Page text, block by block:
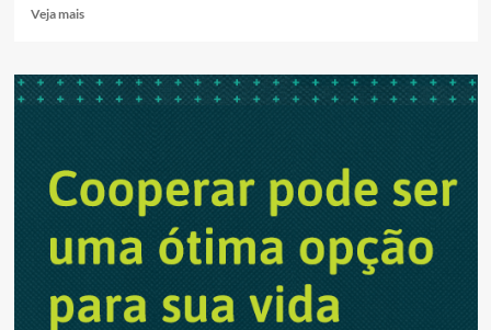
Veja maisRead
Colisão
entre
guincho
deixa
passageiros
feridos
na
060